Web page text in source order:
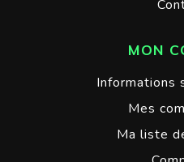
MON
Informations
Mes
Ma liste